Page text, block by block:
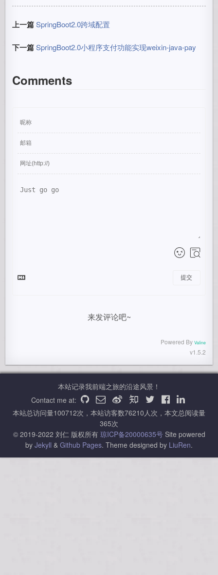
上一篇 SpringBoot2.0跨域配置
下一篇 SpringBoot2.0小程序支付功能实现weixin-java-pay
Comments
提交
来发评论吧~
Powered By Valine
v1.5.2
本站记录我前端之旅的沿途风景！
Contact me at:
本站总访问量100712次，本站访客数76210人次，本文总阅读量
365次
© 2019-2022 刘仁 版权所有 琼ICP备20000635号 Site powered
by Jekyll & Github Pages. Theme designed by LiuRen.